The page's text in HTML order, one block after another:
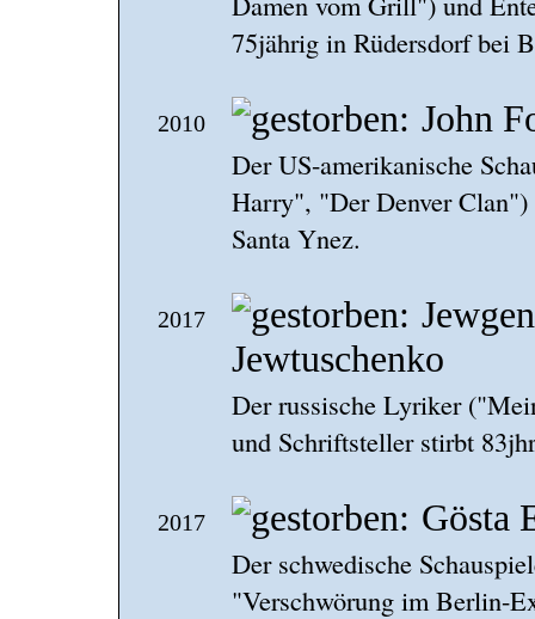
75jährig in Rüdersdorf bei
2010 John
Der US-amerikanische
Harry", "Der Denver
Santa Ynez.
2017
Jewtuschenko
Der russische Lyriker
und Schriftsteller stirbt
2017 Gösta
Der schwedische
"Verschwörung im Berlin-